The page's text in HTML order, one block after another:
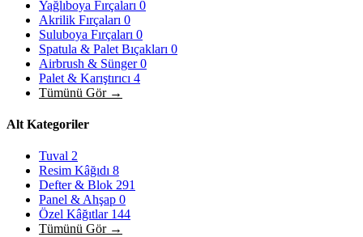
Yağlıboya Fırçaları 0
Akrilik Fırçaları 0
Suluboya Fırçaları 0
Spatula & Palet Bıçakları 0
Airbrush & Sünger0
Palet & Karıştırıcı 4
Tümünü Gör →
Alt Kategoriler
Tuval 2
Resim Kâğıdı 8
Defter & Blok 291
Panel & Ahşap 0
Özel Kâğıtlar 144
Tümünü Gör →